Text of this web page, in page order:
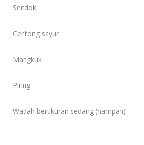
Sendok
Centong sayur
Mangkuk
Piring
Wadah berukuran sedang (nampan)